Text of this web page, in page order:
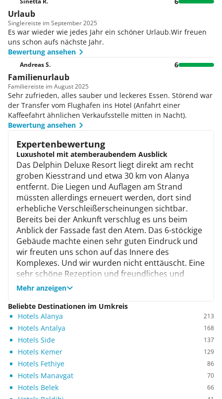
Urlaub
Singlereiste im September 2025
Es war wieder wie jedes Jahr ein schöner Urlaub.Wir freuen
uns schon aufs nächste Jahr.
Bewertung ansehen
Andreas S. 6
Familienurlaub
Familiereiste im August 2025
Sehr zufrieden, alles sauber und leckeres Essen. Störend war
der Transfer vom Flughafen ins Hotel (Anfahrt einer
Kaffeefahrt ähnlichen Verkaufsstelle mitten in Nacht).
Bewertung ansehen
Expertenbewertung
Luxushotel mit atemberaubendem Ausblick
Das Delphin Deluxe Resort liegt direkt am recht
groben Kiesstrand und etwa 30 km von Alanya
entfernt. Die Liegen und Auflagen am Strand
müssten allerdings erneuert werden, dort sind
erhebliche Verschleißerscheinungen sichtbar.
Bereits bei der Ankunft verschlug es uns beim
Anblick der Fassade fast den Atem. Das 6-stöckige
Gebäude machte einen sehr guten Eindruck und
wir freuten uns schon auf das Innere des
Komplexes. Und wir wurden nicht enttäuscht. Eine
sehr schöne Rezeption und freundliches und
zuvorkommendes Personal empfingen uns und
wir fühlten uns sofort gut aufgehoben. Die
Verständigung auf Deutsch funktionierte
einwandfrei. Wir wurden auf unser Zimmer
begleitet und auch hier waren wir sehr angetan.
Ein komfortabel eingerichtetes und geräumiges
Doppelzimmer bot neben der üblichen
Klimaanlage auch einen Parkettboden und einen
Balkon mit Meerblick. Das Zimmer wurde täglich
gründlich gereinigt und die Handtücher wurden
gewechselt. Frische Bettwäsche bekamen wir auf
Mehr anzeigen
Beliebte Destinationen im Umkreis
Hotels Alanya
213
Hotels Antalya 168
Hotels Side 137
Hotels Kemer 129
Hotels Fethiye 86
Hotels Manavgat 70
Hotels Belek 66